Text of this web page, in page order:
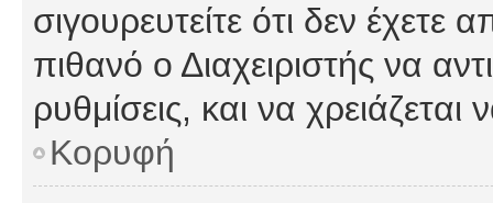
σιγουρευτείτε ότι δεν έχετε
πιθανό ο Διαχειριστής να
ρυθμίσεις, και να χρειάζεται
Κορυφή